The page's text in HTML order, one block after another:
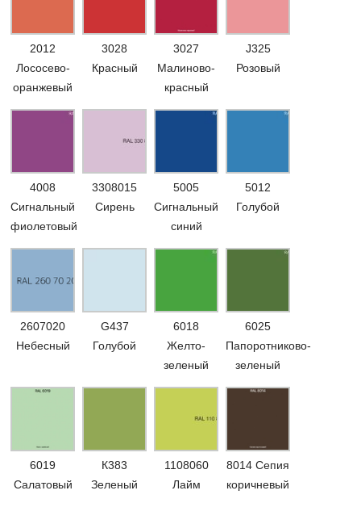
2012
Лососево-
оранжевый
3028
Красный
3027
Малиново-
красный
J325
Розовый
4008
Сигнальный
фиолетовый
3308015
Сирень
5005
Сигнальный
синий
5012
Голубой
2607020
Небесный
G437
Голубой
6018
Желто-
зеленый
6025
Папоротниково-
зеленый
6019
Салатовый
К383
Зеленый
1108060
Лайм
8014 Сепия
коричневый